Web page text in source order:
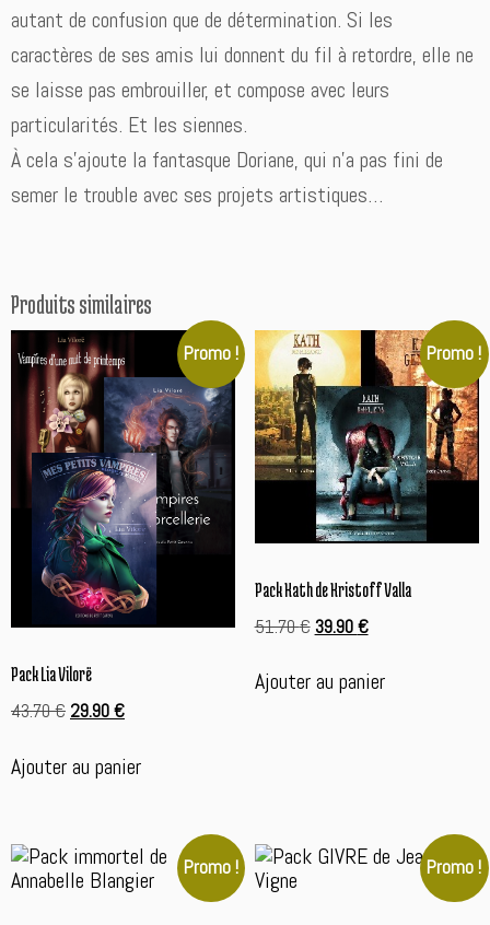
autant de confusion que de détermination. Si les
caractères de ses amis lui donnent du fil à retordre, elle ne
se laisse pas embrouiller, et compose avec leurs
particularités. Et les siennes.
À cela s’ajoute la fantasque Doriane, qui n’a pas fini de
semer le trouble avec ses projets artistiques…
Produits similaires
Promo !
Pack Lia Vilorë
43.70€ Le
initial
était :
29.90€Le
actuel
est :
Ajouter au panier
Promo !
Pack Kath de Kristoff Valla
51.70€ Le
initial
était :
39.90€Le
actuel
Ajouter au panier
Promo ! Promo !